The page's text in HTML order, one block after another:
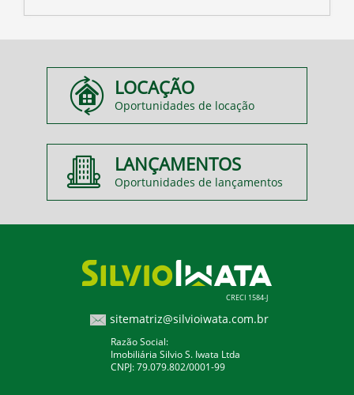
LOCAÇÃO
Oportunidades de locação
LANÇAMENTOS
Oportunidades de lançamentos
CRECI 1584-J
sitematriz@silvioiwata.com.br
Razão Social:
Imobiliária Silvio S. Iwata Ltda
CNPJ: 79.079.802/0001-99